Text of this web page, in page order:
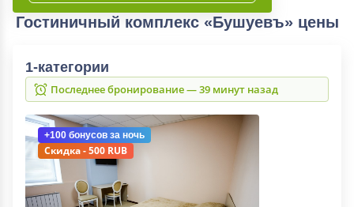
Гостиничный комплекс «Бушуевъ» цены
1-категории
Последнее бронирование — 39 минут назад
+100 бонусов за ночь
Скидка - 500 RUB